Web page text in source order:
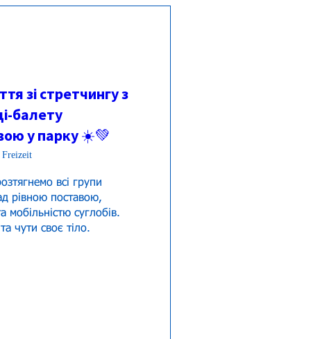
зі стретчингу з
балету
у парку ☀️💚
всі групи
рівною поставою,
мобільністю суглобів.